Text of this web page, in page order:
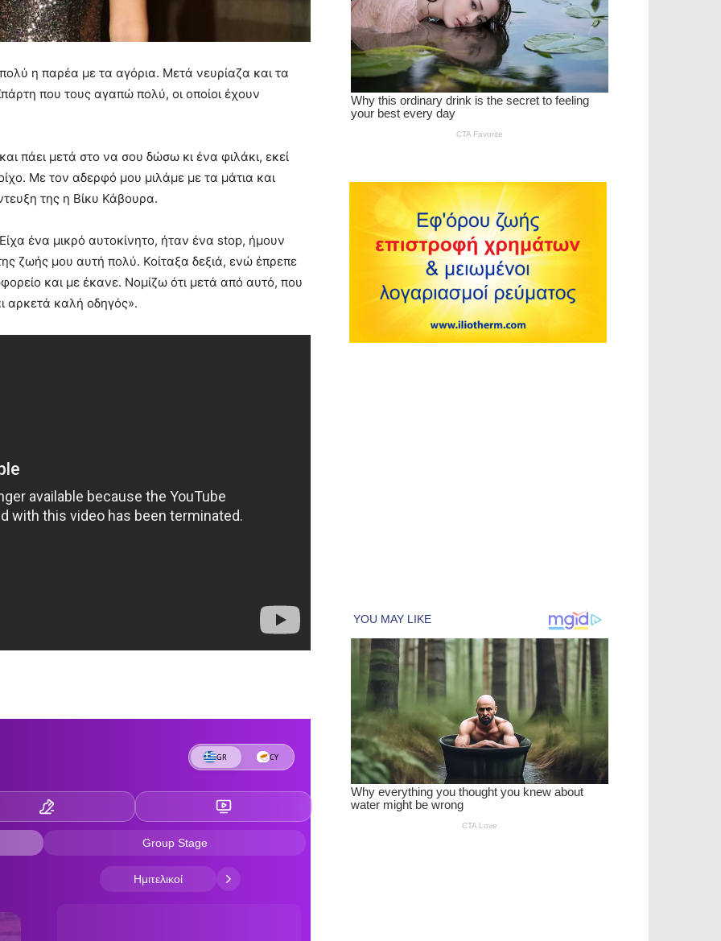
η παρέα με τα αγόρια. Μετά νευρίαζα και τα
που τους αγαπώ πολύ, οι οποίοι έχουν
πάει μετά στο να σου δώσω κι ένα φιλάκι, εκεί
Με τον αδερφό μου μιλάμε με τα μάτια και
της η Βίκυ Κάβουρα.
ένα μικρό αυτοκίνητο, ήταν ένα stop, ήμουν
ζωής μου αυτή πολύ. Κοίταξα δεξιά, ενώ έπρεπε
και με έκανε. Νομίζω ότι μετά από αυτό, που
αρκετά καλή οδηγός».